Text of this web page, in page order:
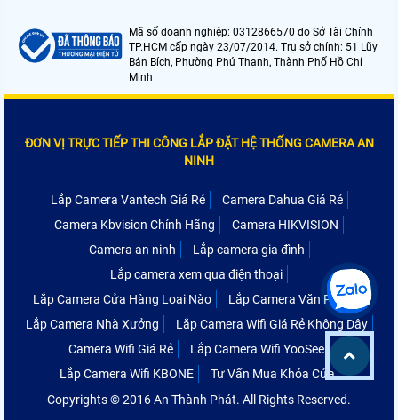
Mã số doanh nghiệp: 0312866570 do Sở Tài Chính
TP.HCM cấp ngày 23/07/2014. Trụ sở chính: 51 Lũy
Bán Bích, Phường Phú Thạnh, Thành Phố Hồ Chí
Minh
ĐƠN VỊ TRỰC TIẾP THI CÔNG LẮP ĐẶT HỆ THỐNG CAMERA AN
NINH
Lắp Camera Vantech Giá Rẻ
Camera Dahua Giá Rẻ
Camera Kbvision Chính Hãng
Camera HIKVISION
Camera an ninh
Lắp camera gia đình
Lắp camera xem qua điện thoại
Lắp Camera Cửa Hàng Loại Nào
Lắp Camera Văn Phòng
Lắp Camera Nhà Xưởng
Lắp Camera Wifi Giá Rẻ Không Dây
Camera Wifi Giá Rẻ
Lắp Camera Wifi YooSee
Lắp Camera Wifi KBONE
Tư Vấn Mua Khóa Cửa
Copyrights © 2016 An Thành Phát. All Rights Reserved.